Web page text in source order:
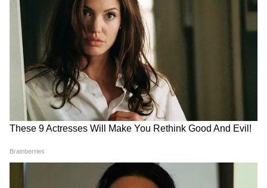
৩ হাজার। মুখ্যমন্ত্রী জানান, আগামী অগস্ট মাস
পর্যন্ত এই সরকারি প্রকল্পে আবেদন করা যাবে।